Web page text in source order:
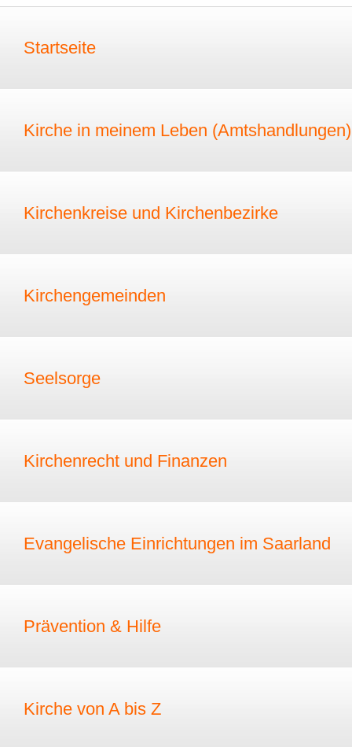
Startseite
Kirche in meinem Leben (Amtshandlungen)
Kirchenkreise und Kirchenbezirke
Kirchengemeinden
Seelsorge
Kirchenrecht und Finanzen
Evangelische Einrichtungen im Saarland
Prävention & Hilfe
Kirche von A bis Z